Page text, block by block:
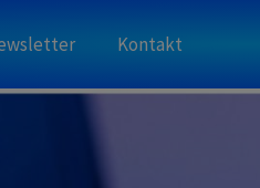
Kontakt